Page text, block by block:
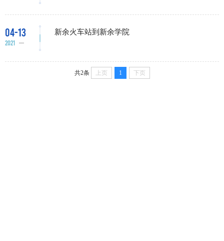
04-13
2021
新余火车站到新余学院
共2条 上页 1 下页